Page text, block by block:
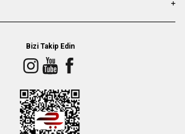
Bizi Takip Edin